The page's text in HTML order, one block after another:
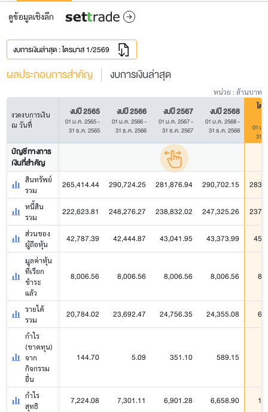
ดูข้อมูลเชิงลึก
งบการเงินล่าสุด : ไตรมาส 1/2569
ผลประกอบการสำคัญ งบการเงินล่าสุด
หน่วย : ล้านบาท
งวดงบการเงิน
ณ วันที่
งบปี 2565
01 ม.ค. 2565 -
31 ธ.ค. 2565
งบปี 2566
01 ม.ค. 2566 -
31 ธ.ค. 2566
งบปี 2567
01 ม.ค. 2567 -
31 ธ.ค. 2567
งบปี 2568
01 ม.ค. 2568 -
31 ธ.ค. 2568
ไต
01 ม.
31
บัญชีทางการ
เงินที่สำคัญ
สินทรัพย์
รวม
265,414.44 290,724.25 281,876.94 290,702.15
หนี้สิน
รวม
222,623.81 248,276.27 238,832.02 247,325.26
ส่วนของ
ผู้ถือหุ้น
42,787.39 42,444.87 43,041.95 43,373.99
มูลค่าหุ้น
ที่เรียก
ชำระ
แล้ว
8,006.56 8,006.56 8,006.56 8,006.56
รายได้
รวม
20,784.02 23,692.47 24,756.35 24,355.08
กำไร
(ขาดทุน)
จาก
กิจกรรม
อื่น
144.70 5.09 351.10 589.15
กำไร
สุทธิ
7,224.08 7,301.11 6,901.28 6,658.90